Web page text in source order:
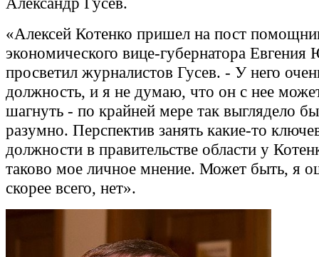
«Алексей Котенко пришел на пост
экономического вице-губернатора
просветил журналистов Гусев. - У него
должность, и я не думаю, что он с нее
шагнуть - по крайней мере так выглядело
разумно. Перспектив занять какие-то
должности в правительстве области у
таково мое личное мнение. Может быть, я
скорее всего, нет».